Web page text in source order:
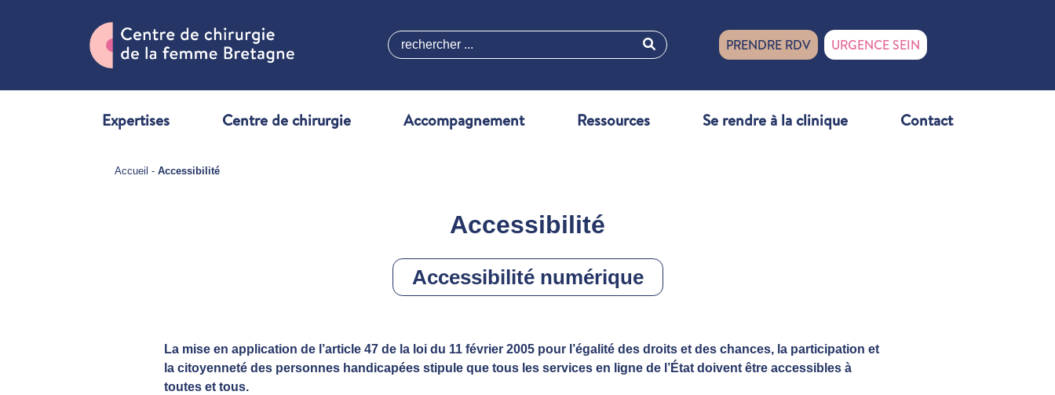
rechercher ... PRENDRE RDV URGENCE SEIN
Expertises Centre de chirurgie Accompagnement Ressources Se rendre à la clinique Contact
Accueil - Accessibilité
Accessibilité
Accessibilité numérique
La mise en application de l’article 47 de la loi du 11 février 2005 pour l’égalité des droits et des chances, la participation et
la citoyenneté des personnes handicapées stipule que tous les services en ligne de l’État doivent être accessibles à
toutes et tous.